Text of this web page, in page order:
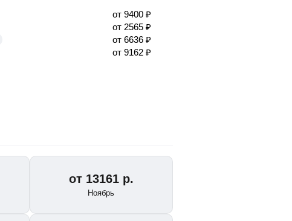
от 9400 ₽
от 2565 ₽
от 6636 ₽
от 9162 ₽
от 13161р.
Ноябрь